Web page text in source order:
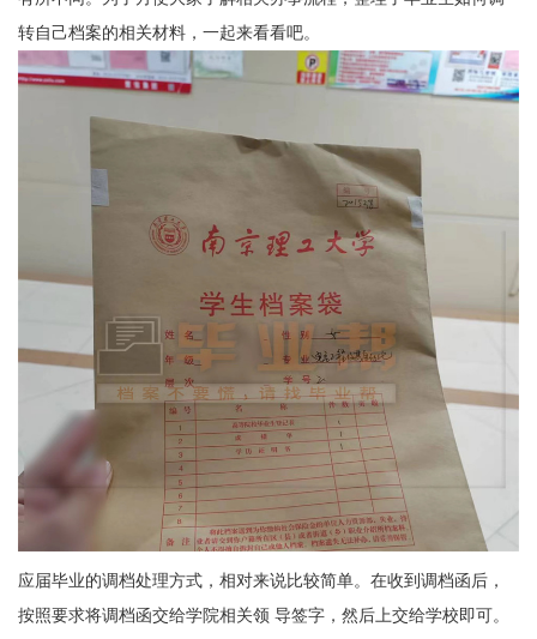
转自己档案的相关材料，一起来看看吧。
应届毕业的调档处理方式，相对来说比较简单。在收到调档函后，
按照要求将调档函交给学院相关领 导签字，然后上交给学校即可。